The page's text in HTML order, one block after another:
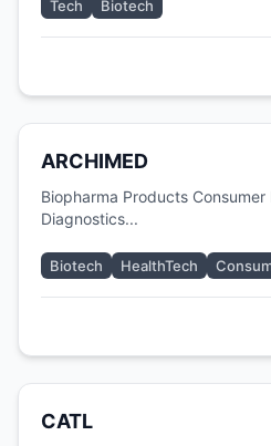
Tech Biotech
ARCHIMED
Biopharma Products
Diagnostics...
Biotech HealthTech
CATL